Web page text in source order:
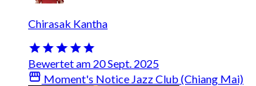
Chirasak Kantha
Bewertet am 20 Sept. 2025
Moment's Notice Jazz Club (Chiang Mai)